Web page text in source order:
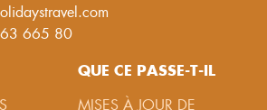
665 80
QUE CE PASSE-T-IL
MISES À JOUR DE